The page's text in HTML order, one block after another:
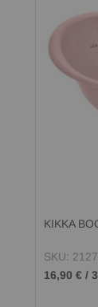
KIKKA
SKU:
16,90 € /